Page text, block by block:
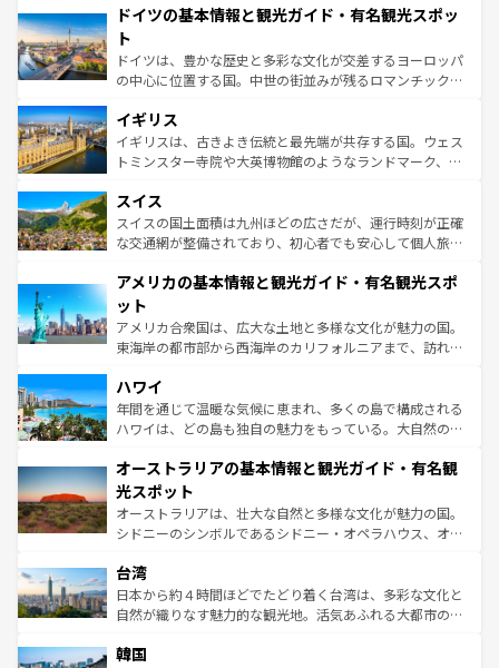
せる。地方によって風土や気候が異なるスペインはその個
ンテンツ一覧 を参照してほしい。
で、幅広い魅力が詰まっている。華麗な宮殿、歴史的な大
聖堂、美しいビーチ、そして豊かな自然が、訪れる者を心
から魅了する。また、フランスは美食の国としても知ら
れ、フランス料理はユネスコ無形文化遺産にも登録されて
香り高いラベンダー畑など、多彩な楽しみ方が可能だ。さ
らに、パリ以外の地域にも魅力が溢れており、どの街角に
も豊かな歴史と文化が息づいている。パリ以外の個性あふ
を参照してほしい。
ドイツの基本情報と観光ガイド・有名観光スポッ
ト
ドイツは、豊かな歴史と多彩な文化が交差するヨーロッパ
の中心に位置する国。中世の街並みが残るロマンチック街
顔を持つこの国は、どこを歩いても飽きることがない。ベ
ルリンの文化的活気、バイエルン州のアルプスの絶景、そ
してライン川沿いのワイン畑といった風景は必見。ビール
は、お酒好きな人にはぜひ体験してほしい。 なお、新着の
ドイツ情報はコンテンツ一覧を参照してほしい。
イギリス
イギリスは、古きよき伝統と最先端が共存する国。ウェス
トミンスター寺院や大英博物館のようなランドマーク、歴
リアごとに異なる魅力がある。また、優雅なアフタヌーン
ティー、ビール好きにはたまらない英国パブ、サッカー観
戦など、本場だからこそできる体験も豊富。イギリスを旅
ンツ一覧を参照してほしい。
スイス
スイスの国土面積は九州ほどの広さだが、運行時刻が正確
な交通網が整備されており、初心者でも安心して個人旅行
の建物がそのまま残る町や、スイスならではのユニークな
博物館もあり、アルプス観光だけでなく町歩きも満喫する
ことができる。国民の所得が高いため物価も高いが、旅行
者向けの交通パス提供のサービスもあり、うまく活用すれ
着のスイス情報は
アメリカの基本情報と観光ガイド・有名観光スポ
ット
アメリカ合衆国は、広大な土地と多様な文化が魅力の国。
東海岸の都市部から西海岸のカリフォルニアまで、訪れる
のような巨大都市は、観光、ショッピング、エンターテイ
ンメントが詰まった刺激的なスポットだ。一方、アメリカ
西部には大自然が広がり、グランドキャニオンやイエロー
部のニューオーリンズでは、音楽と美食が融合した独特の
文化が魅力。旅行者はアメリカの各地域で異なる魅力を楽
しみながら、その多様性と豊かな歴史を感じることができ
るだろう。車でのロードトリップや列車の旅も、アメリカ
情報は
ハワイ
年間を通じて温暖な気候に恵まれ、多くの島で構成される
ハワイは、どの島も独自の魅力をもっている。大自然の神
ワイ島は見逃せない。また、定番の観光地といえばオアフ
島だが、静かな自然を求めるならマウイ島やカウアイ島が
おすすめ。エメラルドグリーンに輝く海をはじめ、豊かな
文化や歴史が息づいている。「アロハスピリット」と呼ば
人々、おいしいローカルフードやハワイアンミュージッ
ク、伝統的なフラダンスなど、すべてがハワイの魅力を彩
っている。訪れるたびに新しい発見と感動が待っているハ
はコンテンツ一覧
オーストラリアの基本情報と観光ガイド・有名観
光スポット
オーストラリアは、壮大な自然と多様な文化が魅力の国。
シドニーのシンボルであるシドニー・オペラハウス、オー
リアリーフや大陸中央部にそびえるウルル（エアーズロッ
ク）、タスマニアの美しい原生林やケアンズの熱帯雨林な
ど、見どころがたくさん。また、カフェやワイン、オージ
いる。アクティビティも充実しており、サーフィンやダイ
台湾
日本から約４時間ほどでたどり着く台湾は、多彩な文化と
自然が織りなす魅力的な観光地。活気あふれる大都市の台
ン）、静ひつな山岳地帯である台湾東部など、都市の喧騒
韓国